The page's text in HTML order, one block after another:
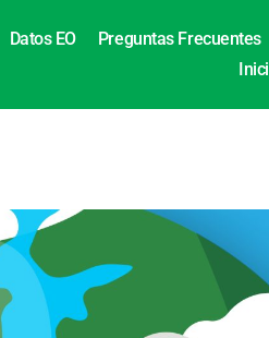
Datos EO Preguntas Frecuentes